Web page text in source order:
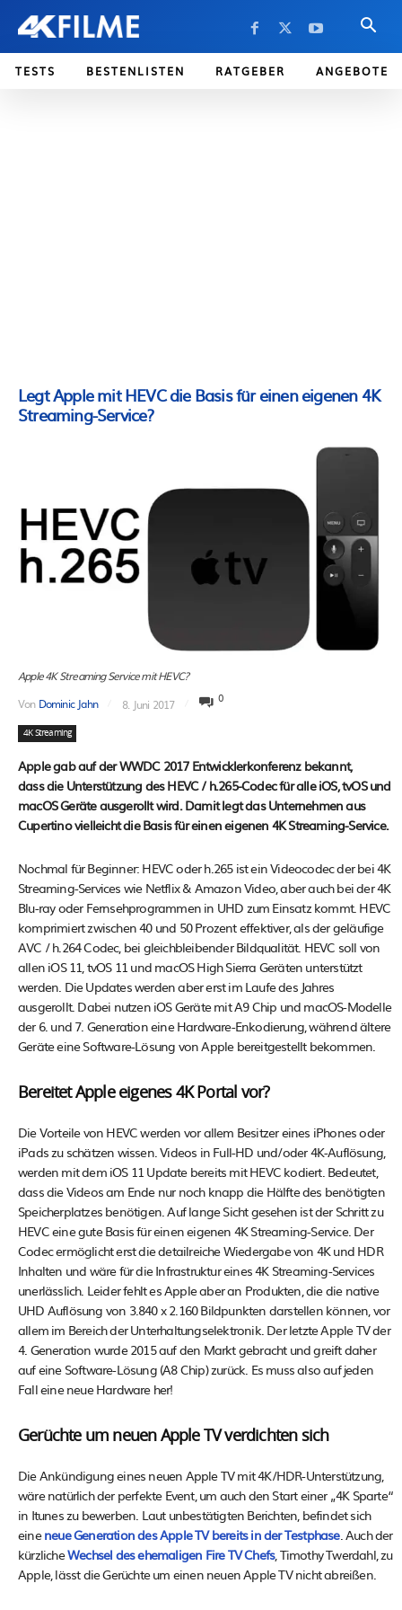
TESTS BESTENLISTEN RATGEBER ANGEBOTE
Legt Apple mit HEVC die Basis für einen eigenen 4K
Streaming-Service?
Apple 4K Streaming Service mit HEVC?
Von Dominic Jahn 8. Juni 2017 0
4K Streaming
Apple gab auf der WWDC 2017 Entwicklerkonferenz bekannt,
dass die Unterstützung des HEVC / h.265-Codec für alle iOS, tvOS und
macOS Geräte ausgerollt wird. Damit legt das Unternehmen aus
Cupertino vielleicht die Basis für einen eigenen 4K Streaming-Service.
Nochmal für Beginner: HEVC oder h.265 ist ein Videocodec der bei 4K
Streaming-Services wie Netflix & Amazon Video, aber auch bei der 4K
Blu-ray oder Fernsehprogrammen in UHD zum Einsatz kommt. HEVC
komprimiert zwischen 40 und 50 Prozent effektiver, als der geläufige
AVC / h.264 Codec, bei gleichbleibender Bildqualität. HEVC soll von
allen iOS 11, tvOS 11 und macOS High Sierra Geräten unterstützt
werden. Die Updates werden aber erst im Laufe des Jahres
ausgerollt. Dabei nutzen iOS Geräte mit A9 Chip und macOS-Modelle
der 6. und 7. Generation eine Hardware-Enkodierung, während ältere
Geräte eine Software-Lösung von Apple bereitgestellt bekommen.
Bereitet Apple eigenes 4K Portal vor?
Die Vorteile von HEVC werden vor allem Besitzer eines iPhones oder
iPads zu schätzen wissen. Videos in Full-HD und/oder 4K-Auflösung,
werden mit dem iOS 11 Update bereits mit HEVC kodiert. Bedeutet,
dass die Videos am Ende nur noch knapp die Hälfte des benötigten
Speicherplatzes benötigen. Auf lange Sicht gesehen ist der Schritt zu
HEVC eine gute Basis für einen eigenen 4K Streaming-Service. Der
Codec ermöglicht erst die detailreiche Wiedergabe von 4K und HDR
Inhalten und wäre für die Infrastruktur eines 4K Streaming-Services
unerlässlich. Leider fehlt es Apple aber an Produkten, die die native
UHD Auflösung von 3.840 x 2.160 Bildpunkten darstellen können, vor
allem im Bereich der Unterhaltungselektronik. Der letzte Apple TV der
4. Generation wurde 2015 auf den Markt gebracht und greift daher
auf eine Software-Lösung (A8 Chip) zurück. Es muss also auf jeden
Fall eine neue Hardware her!
Gerüchte um neuen Apple TV verdichten sich
Die Ankündigung eines neuen Apple TV mit 4K/HDR-Unterstützung,
wäre natürlich der perfekte Event, um auch den Start einer „4K Sparte“
in Itunes zu bewerben. Laut unbestätigten Berichten, befindet sich
eineneue Generation des Apple TV bereits in der Testphase. Auch der
kürzlicheWechsel des ehemaligen Fire TV Chefs, Timothy Twerdahl, zu
Apple, lässt die Gerüchte um einen neuen Apple TV nicht abreißen.